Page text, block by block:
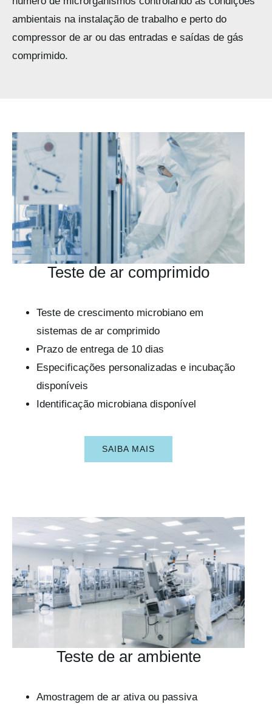
ambientais na instalação de trabalho e perto do
compressor de ar ou das entradas e saídas de gás
comprimido.
Teste de ar comprimido
Teste de crescimento microbiano em
sistemas de ar comprimido
Prazo de entrega de 10 dias
Especificações personalizadas e incubação
disponíveis
Identificação microbiana disponível
SAIBA MAIS
Teste de ar ambiente
Amostragem de ar ativa ou passiva